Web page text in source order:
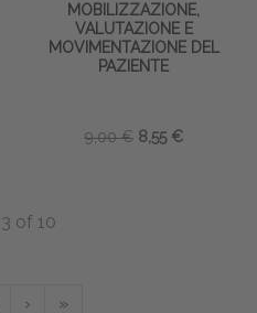
MOBILIZZAZIONE,
VALUTAZIONE E
MOVIMENTAZIONE DEL
PAZIENTE
9,00 € 8,55 €
of 10
› »